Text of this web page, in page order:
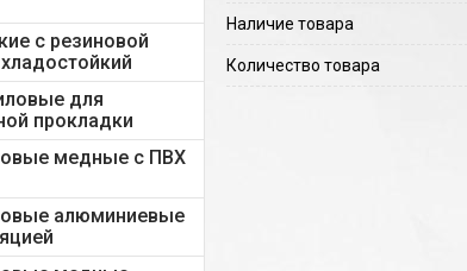
с резиновой
для
прокладки
медные с ПВХ
алюминиевые
Наличие товара
Количество товара